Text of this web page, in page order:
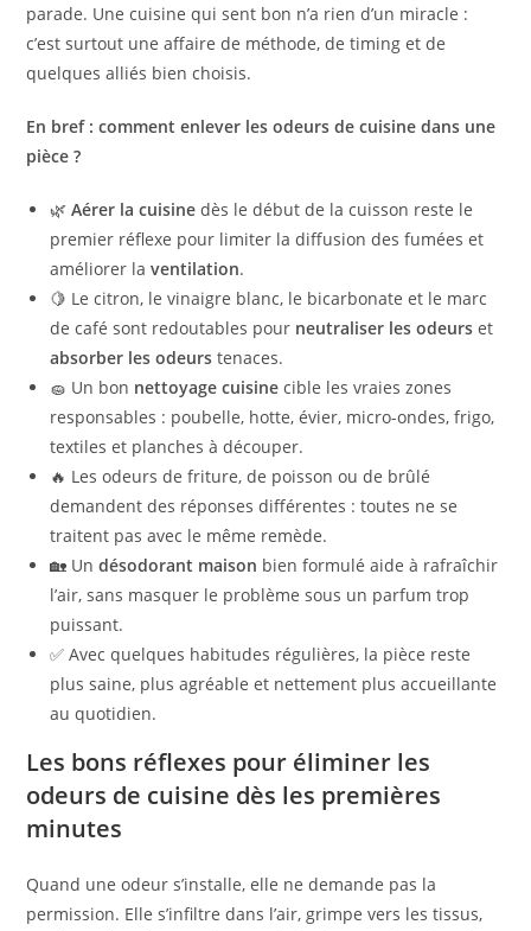
parade. Une cuisine qui sent bon n’a rien d’un miracle :
c’est surtout une affaire de méthode, de timing et de
quelques alliés bien choisis.
En bref : comment enlever les odeurs de cuisine dans une
pièce ?
🌿Aérer la cuisine dès le début de la cuisson reste le
premier réflexe pour limiter la diffusion des fumées et
améliorer laventilation.
🍋 Le citron, le vinaigre blanc, le bicarbonate et le marc
de café sont redoutables pour neutraliser les odeurs et
absorber les odeurs tenaces.
🧽 Un bon nettoyage cuisine cible les vraies zones
responsables : poubelle, hotte, évier, micro-ondes, frigo,
textiles et planches à découper.
🔥 Les odeurs de friture, de poisson ou de brûlé
demandent des réponses différentes : toutes ne se
traitent pas avec le même remède.
🏡 Undésodorant maison bien formulé aide à rafraîchir
l’air, sans masquer le problème sous un parfum trop
puissant.
✅ Avec quelques habitudes régulières, la pièce reste
plus saine, plus agréable et nettement plus accueillante
au quotidien.
Les bons réflexes pour éliminer les
odeurs de cuisine dès les premières
minutes
Quand une odeur s’installe, elle ne demande pas la
permission. Elle s’infiltre dans l’air, grimpe vers les tissus,